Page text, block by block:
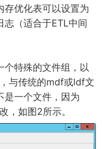
存优化表可以设置为
志（适合于ETL中间
个特殊的文件组，以
与传统的mdf或ldf文
是一个文件，因为
，如图2所示。